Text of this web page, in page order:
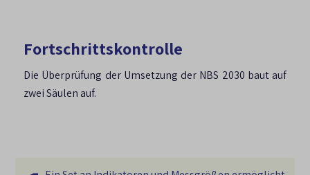
Fortschrittskontrolle
Die Überprüfung der Umsetzung der NBS 2030 baut auf
zwei Säulen auf.